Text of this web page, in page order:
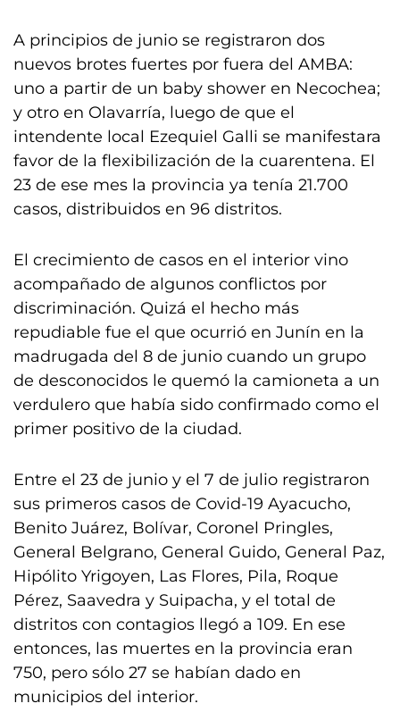
A principios de junio se registraron dos
nuevos brotes fuertes por fuera del AMBA:
uno a partir de un baby shower en Necochea;
y otro en Olavarría, luego de que el
intendente local Ezequiel Galli se manifestara
favor de la flexibilización de la cuarentena. El
23 de ese mes la provincia ya tenía 21.700
casos, distribuidos en 96 distritos.
El crecimiento de casos en el interior vino
acompañado de algunos conflictos por
discriminación. Quizá el hecho más
repudiable fue el que ocurrió en Junín en la
madrugada del 8 de junio cuando un grupo
de desconocidos le quemó la camioneta a un
verdulero que había sido confirmado como el
primer positivo de la ciudad.
Entre el 23 de junio y el 7 de julio registraron
sus primeros casos de Covid-19 Ayacucho,
Benito Juárez, Bolívar, Coronel Pringles,
General Belgrano, General Guido, General Paz,
Hipólito Yrigoyen, Las Flores, Pila, Roque
Pérez, Saavedra y Suipacha, y el total de
distritos con contagios llegó a 109. En ese
entonces, las muertes en la provincia eran
750, pero sólo 27 se habían dado en
municipios del interior.